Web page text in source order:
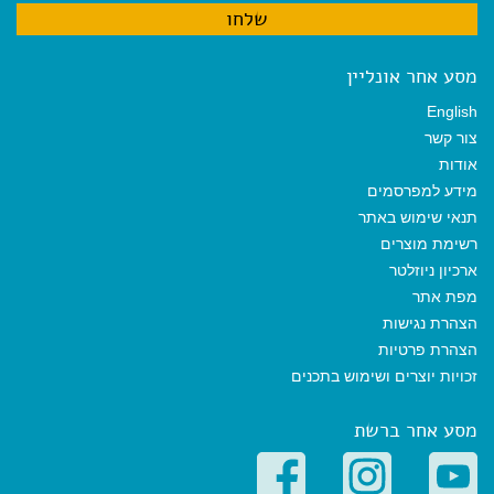
מסע אחר אונליין
English
צור קשר
אודות
מידע למפרסמים
תנאי שימוש באתר
רשימת מוצרים
ארכיון ניוזלטר
מפת אתר
הצהרת נגישות
הצהרת פרטיות
זכויות יוצרים ושימוש בתכנים
מסע אחר ברשת